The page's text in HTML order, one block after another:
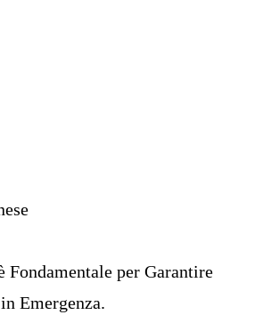
Fondamentale per Garantire
Emergenza.